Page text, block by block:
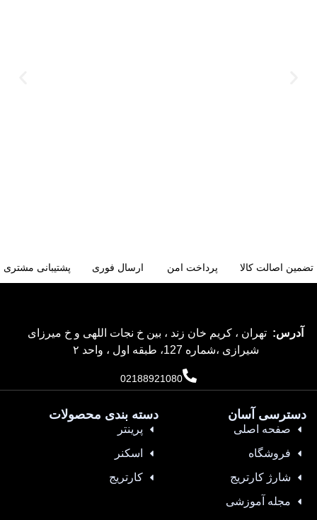
تضمین اصالت کالا پرداخت امن ارسال فوری پشتیبانی مشتری
آدرس: تهران ، کریم خان زند ، بین خ نجات اللهی و خ میرزای
شیرازی ،شماره 127، طبقه اول ، واحد ۲
02188921080
دسترسی آسان
صفحه اصلی
فروشگاه
شارژ کارتریج
مجله آموزشی
دسته بندی محصولات
پرینتر
اسکنر
کارتریج